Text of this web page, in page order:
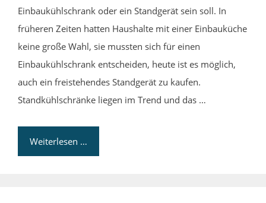
Einbaukühlschrank oder ein Standgerät sein soll. In
früheren Zeiten hatten Haushalte mit einer Einbauküche
keine große Wahl, sie mussten sich für einen
Einbaukühlschrank entscheiden, heute ist es möglich,
auch ein freistehendes Standgerät zu kaufen.
Standkühlschränke liegen im Trend und das …
Weiterlesen …